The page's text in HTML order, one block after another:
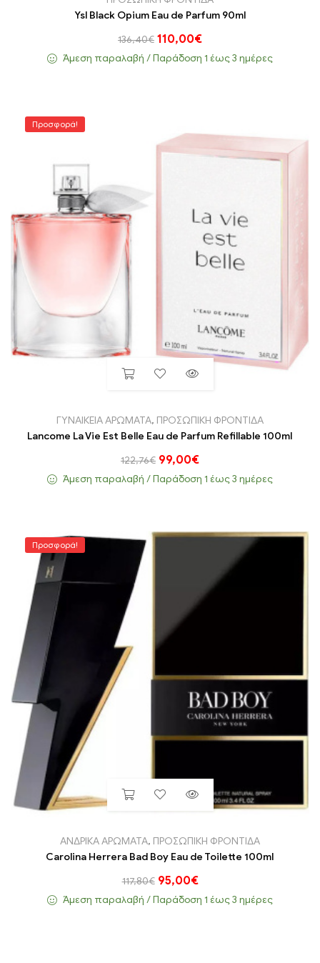
Ysl Black Opium Eau de Parfum 90ml
136,40€ 110,00€
Άμεση παραλαβή / Παράδoση 1 έως 3 ημέρες
Προσφορά!
ΓΥΝΑΙΚΕΙΑ ΑΡΩΜΑΤΑ, ΠΡΟΣΩΠΙΚΗ ΦΡΟΝΤΙΔΑ
Lancome La Vie Est Belle Eau de Parfum Refillable 100ml
122,76€ 99,00€
Άμεση παραλαβή / Παράδoση 1 έως 3 ημέρες
Προσφορά!
ΑΝΔΡΙΚΑ ΑΡΩΜΑΤΑ, ΠΡΟΣΩΠΙΚΗ ΦΡΟΝΤΙΔΑ
Carolina Herrera Bad Boy Eau de Toilette 100ml
117,80€ 95,00€
Άμεση παραλαβή / Παράδoση 1 έως 3 ημέρες